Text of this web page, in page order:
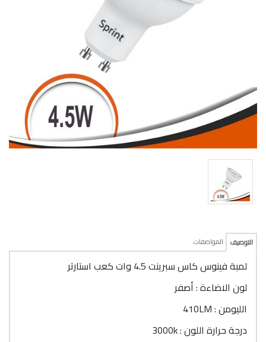
التوصيف المواصفات
لمبة فينوس كاس سبرينت 4.5 وات كعب استارتر
لون الاضاءة : أصفر
الليومن : 410LM
درجة حرارة اللون : 3000k